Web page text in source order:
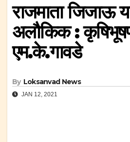
राजमाता जिजाऊ
अलौकिक :
एम.के.गावडे
By Loksanvad News
JAN 12, 2021